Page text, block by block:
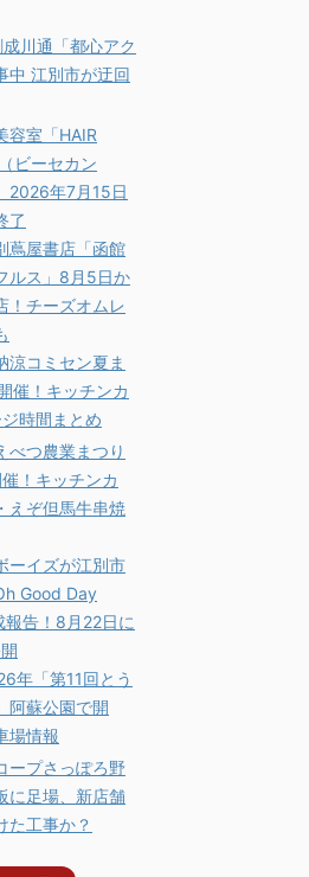
川通「都心アク
中 江別市が迂回
容室「HAIR
ビーセカン
2026年7月15日
了
蔦屋書店「函館
ルス」8月5日か
！チーズオムレ
涼コミセン夏ま
催！キッチンカ
時間まとめ
べつ農業まつり
！キッチンカ
えぞ但馬牛串焼
ーイズが江別市
Good Day
報告！8月22日に
年「第11回とう
阿蘇公園で開
場情報
ープさっぽろ野
に足場、新店舗
た工事か？